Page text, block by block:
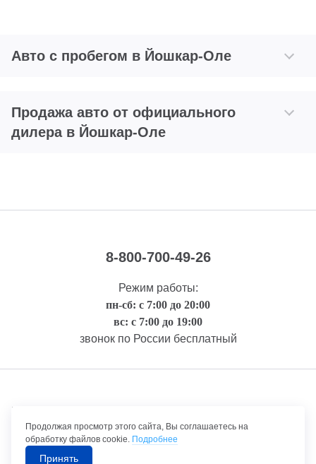
Авто с пробегом в Йошкар-Оле
Продажа авто от официального
дилера в Йошкар-Оле
8-800-700-49-26
Режим работы:
пн-сб: с 7:00 до 20:00
вс: с 7:00 до 19:00
звонок по России бесплатный
Правовая информация
©1992-2026 ТрансТехСервис – продажа и обслуживание автомобилей.
Продолжая просмотр этого сайта, Вы соглашаетесь на
обработку файлов cookie. Подробнее
Принять